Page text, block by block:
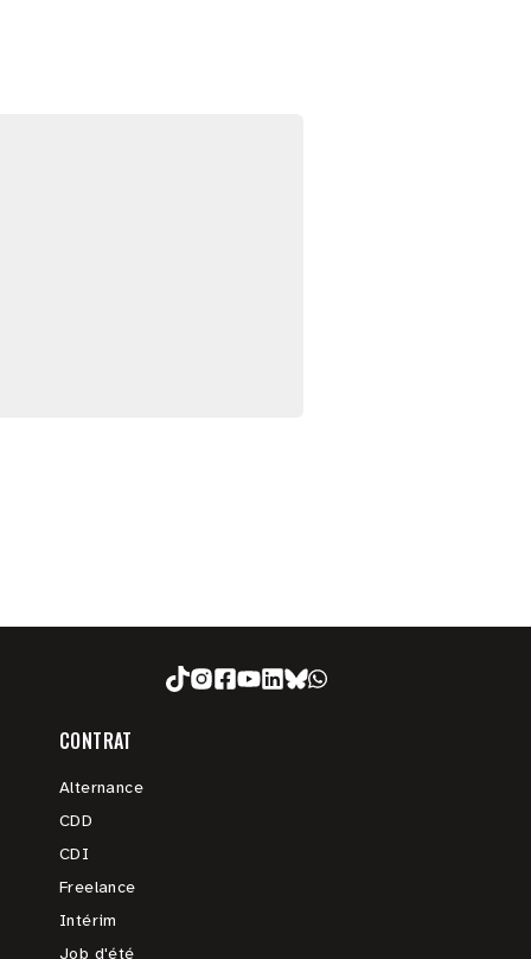
CONTRAT
Alternance
CDD
CDI
Freelance
Intérim
Job d'été